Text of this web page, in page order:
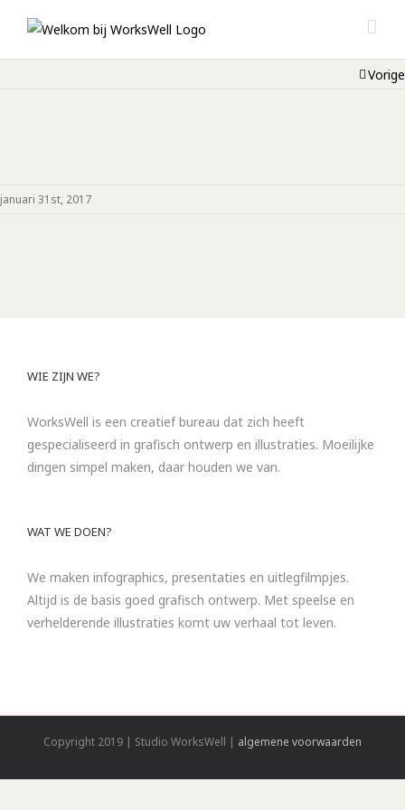
Vorige
januari 31st, 2017
WIE ZIJN WE?
WorksWell is een creatief bureau dat zich heeft
gespecialiseerd in grafisch ontwerp en illustraties. Moeilijke
dingen simpel maken, daar houden we van.
WAT WE DOEN?
We maken infographics, presentaties en uitlegfilmpjes.
Altijd is de basis goed grafisch ontwerp. Met speelse en
verhelderende illustraties komt uw verhaal tot leven.
Copyright 2019 | Studio WorksWell | algemene voorwaarden